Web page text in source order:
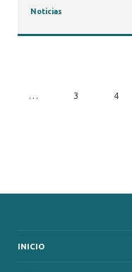
Noticias
… 3 4
INICIO